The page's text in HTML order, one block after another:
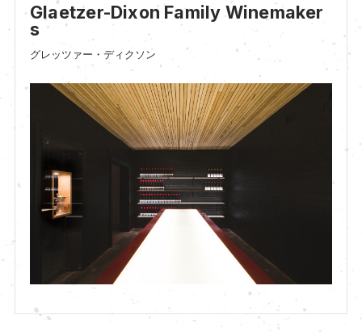
Glaetzer-Dixon Family Winemaker
s
グレッツァー・ディクソン